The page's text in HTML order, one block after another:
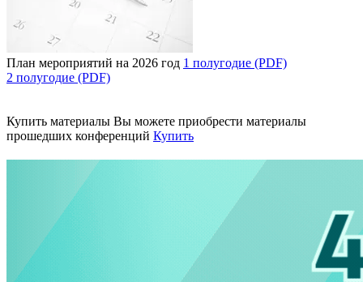
План мероприятий на 2026 год 1 полугодие (PDF)
2 полугодие (PDF)
Купить материалы Вы можете приобрести материалы
прошедших конференций Купить